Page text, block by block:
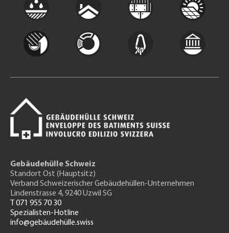
Gebäudehülle Schweiz
Standort Ost (Hauptsitz)
Verband Schweizerischer Gebäudehüllen-Unternehmen
Lindenstrasse 4, 9240 Uzwil SG
T 071 955 70 30
Spezialisten-Hotline
info@gebäudehülle.swiss